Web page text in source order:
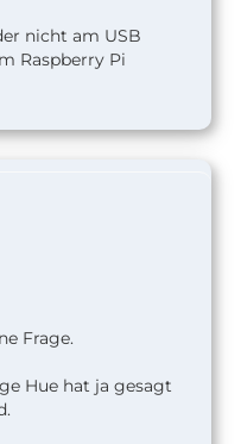
nicht am USB
Raspberry Pi
Frage.
Hue hat ja gesagt